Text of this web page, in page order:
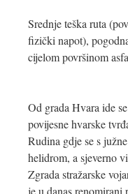
Srednje teška ruta
fizički napot),
cijelom površinom
Od grada Hvara ide
povijesne hvarske
Rudina gdje se s
helidrom, a sjeverno
Zgrada stražarske
je u danas renomirani